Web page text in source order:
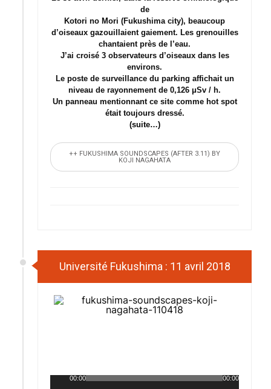
de
Kotori no Mori (Fukushima city), beaucoup
d’oiseaux gazouillaient gaiement. Les grenouilles
chantaient près de l’eau.
J’ai croisé 3 observateurs d’oiseaux dans les
environs.
Le poste de surveillance du parking affichait un
niveau de rayonnement de 0,126 μSv / h.
Un panneau mentionnant ce site comme hot spot
était toujours dressé.
(suite…)
++ FUKUSHIMA SOUNDSCAPES (AFTER 3.11) BY
KOJI NAGAHATA
Université Fukushima : 11 avril 2018
Lecteur
00:00 00:00